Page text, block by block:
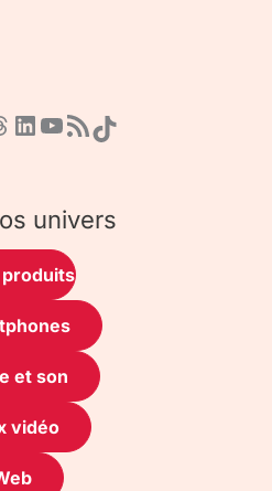
univers
et son
vidéo